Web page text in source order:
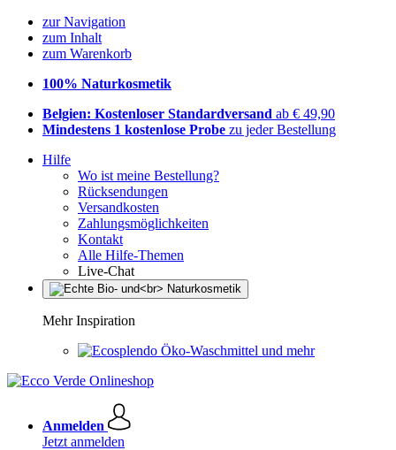
zur Navigation
zum Inhalt
zum Warenkorb
100% Naturkosmetik
Belgien: Kostenloser Standardversand ab € 49,90
Mindestens 1 kostenlose Probe zu jeder Bestellung
Hilfe
Wo ist meine Bestellung?
Rücksendungen
Versandkosten
Zahlungsmöglichkeiten
Kontakt
Alle Hilfe-Themen
Live-Chat
Mehr Inspiration
Öko-Waschmittel und mehr
Anmelden
Jetzt anmelden